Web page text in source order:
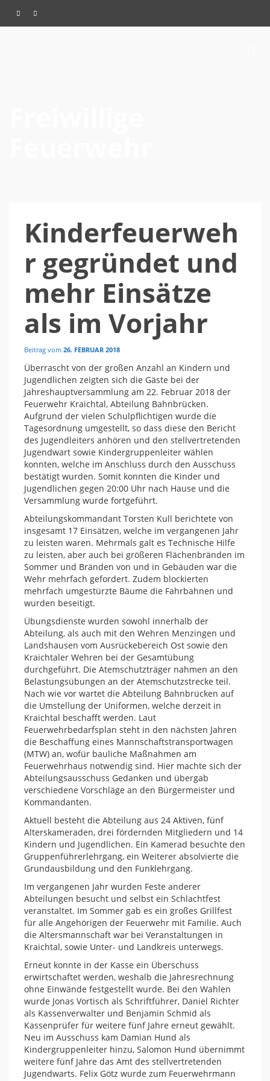
Kinderfeuerweh
r gegründet und
mehr Einsätze
als im Vorjahr
Beitrag vom 26. FEBRUAR 2018
Überrascht von der großen Anzahl an Kindern und
Jugendlichen zeigten sich die Gäste bei der
Jahreshauptversammlung am 22. Februar 2018 der
Feuerwehr Kraichtal, Abteilung Bahnbrücken.
Aufgrund der vielen Schulpflichtigen wurde die
Tagesordnung umgestellt, so dass diese den Bericht
des Jugendleiters anhören und den stellvertretenden
Jugendwart sowie Kindergruppenleiter wählen
konnten, welche im Anschluss durch den Ausschuss
bestätigt wurden. Somit konnten die Kinder und
Jugendlichen gegen 20:00 Uhr nach Hause und die
Versammlung wurde fortgeführt.
Abteilungskommandant Torsten Kull berichtete von
insgesamt 17 Einsätzen, welche im vergangenen Jahr
zu leisten waren. Mehrmals galt es Technische Hilfe
zu leisten, aber auch bei größeren Flächenbränden im
Sommer und Bränden von und in Gebäuden war die
Wehr mehrfach gefordert. Zudem blockierten
mehrfach umgestürzte Bäume die Fahrbahnen und
wurden beseitigt.
Übungsdienste wurden sowohl innerhalb der
Abteilung, als auch mit den Wehren Menzingen und
Landshausen vom Ausrückebereich Ost sowie den
Kraichtaler Wehren bei der Gesamtübung
durchgeführt. Die Atemschutzträger nahmen an den
Belastungsübungen an der Atemschutzstrecke teil.
Nach wie vor wartet die Abteilung Bahnbrücken auf
die Umstellung der Uniformen, welche derzeit in
Kraichtal beschafft werden. Laut
Feuerwehrbedarfsplan steht in den nächsten Jahren
die Beschaffung eines Mannschaftstransportwagen
(MTW) an, wofür bauliche Maßnahmen am
Feuerwehrhaus notwendig sind. Hier machte sich der
Abteilungsausschuss Gedanken und übergab
verschiedene Vorschläge an den Bürgermeister und
Kommandanten.
Aktuell besteht die Abteilung aus 24 Aktiven, fünf
Alterskameraden, drei fördernden Mitgliedern und 14
Kindern und Jugendlichen. Ein Kamerad besuchte den
Gruppenführerlehrgang, ein Weiterer absolvierte die
Grundausbildung und den Funklehrgang.
Im vergangenen Jahr wurden Feste anderer
Abteilungen besucht und selbst ein Schlachtfest
veranstaltet. Im Sommer gab es ein großes Grillfest
für alle Angehörigen der Feuerwehr mit Familie. Auch
die Altersmannschaft war bei Veranstaltungen in
Kraichtal, sowie Unter- und Landkreis unterwegs.
Erneut konnte in der Kasse ein Überschuss
erwirtschaftet werden, weshalb die Jahresrechnung
ohne Einwände festgestellt wurde. Bei den Wahlen
wurde Jonas Vortisch als Schriftführer, Daniel Richter
als Kassenverwalter und Benjamin Schmid als
Kassenprüfer für weitere fünf Jahre erneut gewählt.
Neu im Ausschuss kam Damian Hund als
Kindergruppenleiter hinzu, Salomon Hund übernimmt
weitere fünf Jahre das Amt des stellvertretenden
Jugendwarts. Felix Götz wurde zum Feuerwehrmann